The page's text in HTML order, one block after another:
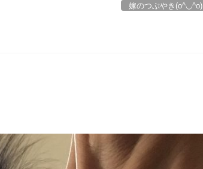
嫁のつぶやき(o^◡^o)